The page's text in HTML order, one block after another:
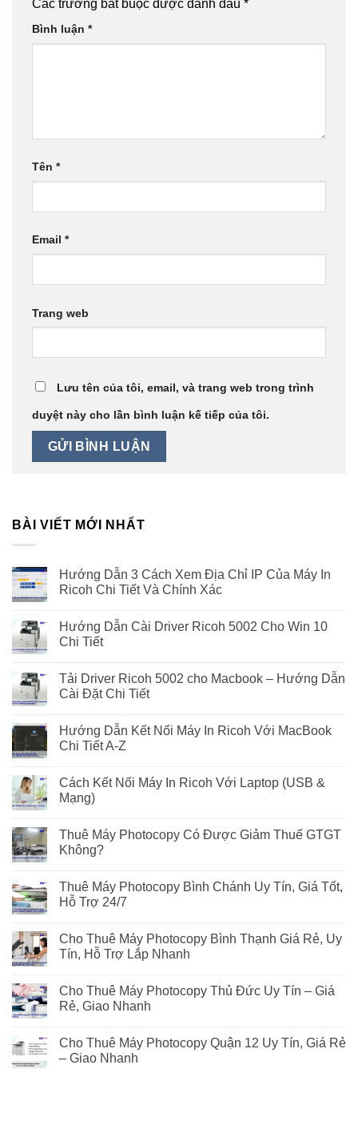
Các trường bắt buộc được đánh dấu *
Bình luận *
Tên *
Email *
Trang web
Lưu tên của tôi, email, và trang web trong trình
duyệt này cho lần bình luận kế tiếp của tôi.
BÀI VIẾT MỚI NHẤT
Hướng Dẫn 3 Cách Xem Địa Chỉ IP Của Máy In
Ricoh Chi Tiết Và Chính Xác
Hướng Dẫn Cài Driver Ricoh 5002 Cho Win 10
Chi Tiết
Tải Driver Ricoh 5002 cho Macbook – Hướng Dẫn
Cài Đặt Chi Tiết
Hướng Dẫn Kết Nối Máy In Ricoh Với MacBook
Chi Tiết A-Z
Cách Kết Nối Máy In Ricoh Với Laptop (USB &
Mạng)
Thuê Máy Photocopy Có Được Giảm Thuế GTGT
Không?
Thuê Máy Photocopy Bình Chánh Uy Tín, Giá Tốt,
Hỗ Trợ 24/7
Cho Thuê Máy Photocopy Bình Thạnh Giá Rẻ, Uy
Tín, Hỗ Trợ Lắp Nhanh
Cho Thuê Máy Photocopy Thủ Đức Uy Tín – Giá
Rẻ, Giao Nhanh
Cho Thuê Máy Photocopy Quận 12 Uy Tín, Giá Rẻ
– Giao Nhanh